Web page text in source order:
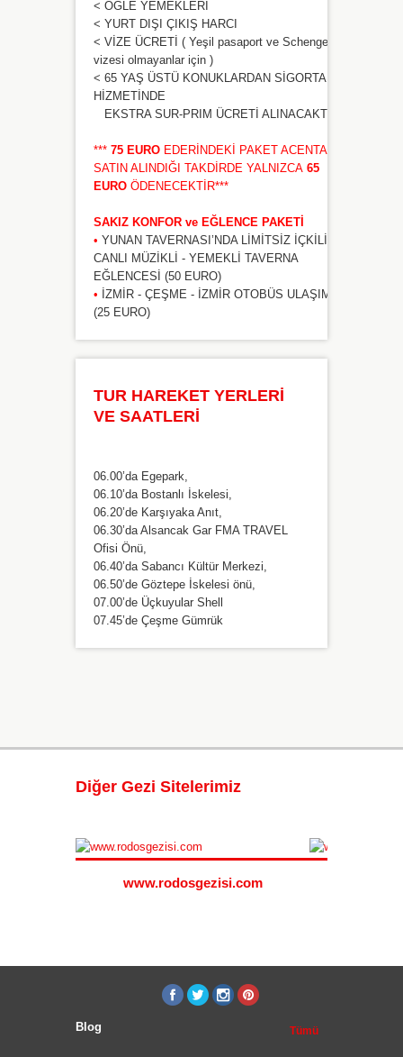
< ÖĞLE YEMEKLERİ
< YURT DIŞI ÇIKIŞ HARCI
< VİZE ÜCRETİ ( Yeşil pasaport ve Schengen
vizesi olmayanlar için )
< 65 YAŞ ÜSTÜ KONUKLARDAN SİGORTA
HİZMETİNDE
EKSTRA SUR-PRIM ÜCRETİ ALINACAKTIR
*** 75 EURO EDERİNDEKİ PAKET ACENTADA
SATIN ALINDIĞI TAKDİRDE YALNIZCA 65
EURO ÖDENECEKTİR***
SAKIZ KONFOR ve EĞLENCE PAKETİ
• YUNAN TAVERNASI’NDA LİMİTSİZ İÇKİLİ -
CANLI MÜZİKLİ - YEMEKLİ TAVERNA
EĞLENCESİ (50 EURO)
• İZMİR - ÇEŞME - İZMİR OTOBÜS ULAŞIMI
(25 EURO)
TUR HAREKET YERLERİ
VE SAATLERİ
06.00’da Egepark,
06.10’da Bostanlı İskelesi,
06.20’de Karşıyaka Anıt,
06.30’da Alsancak Gar FMA TRAVEL
Ofisi Önü,
06.40’da Sabancı Kültür Merkezi,
06.50’de Göztepe İskelesi önü,
07.00’de Üçkuyular Shell
07.45’de Çeşme Gümrük
Diğer Gezi Sitelerimiz
www.rodosgezisi.com
Blog Tümü